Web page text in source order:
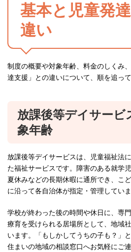
基本と児童発
違い
制度の概要や対象年齢、料金のしくみ
達支援」との違いについて、順を追って
放課後等デイサービ
象年齢
放課後等デイサービスは、児童福祉法
た福祉サービスです。障害のある就学
夏休みなどの長期休暇に通所でき、こ
に沿って各自治体が指定・管理していま
学校が終わった後の時間や休日に、専
療育を受けられる居場所として、地域
います。「もしかしてうちの子も？」
住まいの地域の相談窓口へお気軽にご連